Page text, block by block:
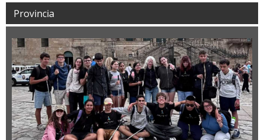
Provincia